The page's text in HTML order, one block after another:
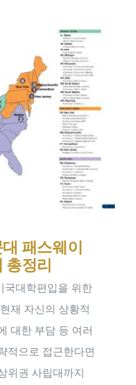
패스웨이
총정리
국대학편입을 위한
재 자신의 상황적
대한 부담 등 여러
적으로 접근한다면
위권 사립대까지